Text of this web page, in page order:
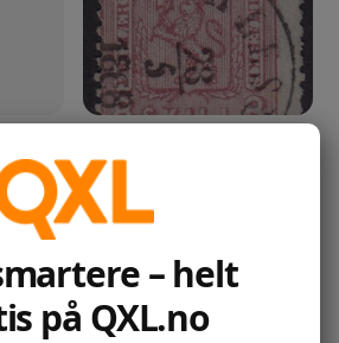
– helt
på QXL.no